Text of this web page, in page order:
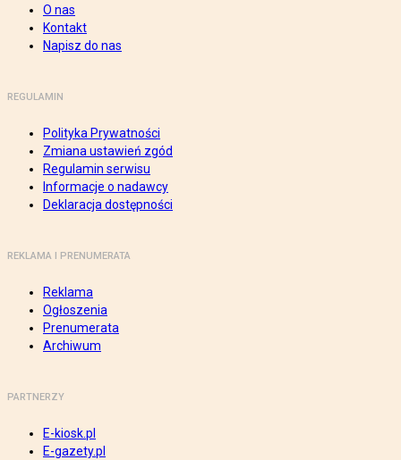
O nas
Kontakt
Napisz do nas
REGULAMIN
Polityka Prywatności
Zmiana ustawień zgód
Regulamin serwisu
Informacje o nadawcy
Deklaracja dostępności
REKLAMA I PRENUMERATA
Reklama
Ogłoszenia
Prenumerata
Archiwum
PARTNERZY
E-kiosk.pl
E-gazety.pl